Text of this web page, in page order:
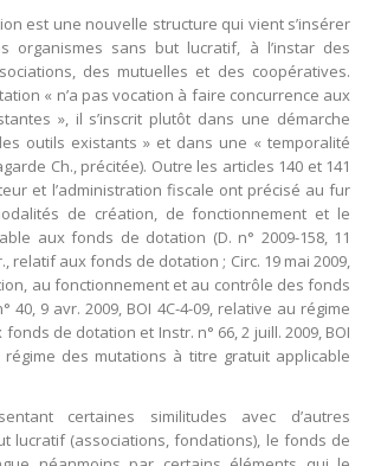
est une nouvelle structure qui vient s’insérer
organismes sans but lucratif, à l’instar des
des mutuelles et des coopératives.
« n’a pas vocation à faire concurrence aux
», il s’inscrit plutôt dans une démarche
outils existants » et dans une « temporalité
Ch., précitée). Outre les articles 140 et 141
et l’administration fiscale ont précisé au fur
de création, de fonctionnement et le
aux fonds de dotation (D. n° 2009-158, 11
relatif aux fonds de dotation ; Circ. 19 mai 2009,
au fonctionnement et au contrôle des fonds
40, 9 avr. 2009, BOI 4C-4-09, relative au régime
de dotation et Instr. n° 66, 2 juill. 2009, BOI
régime des mutations à titre gratuit applicable
certaines similitudes avec d’autres
lucratif (associations, fondations), le fonds de